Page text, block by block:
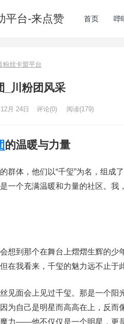
平台-来点赞 首页 哔
粉丝卡盟平台
_川粉团风采
月 24日 评论(0) 阅读(179)
的温暖与力量
群体，他们以“千玺”为名，组成
一个充满温暖和力量的社区。
想到那个在舞台上熠熠生辉的
在我看来，千玺的魅力远不止于
见面会上见过千玺。那是一个
为自己是明星而高高在上，反
力——他不仅仅是一个明星，更